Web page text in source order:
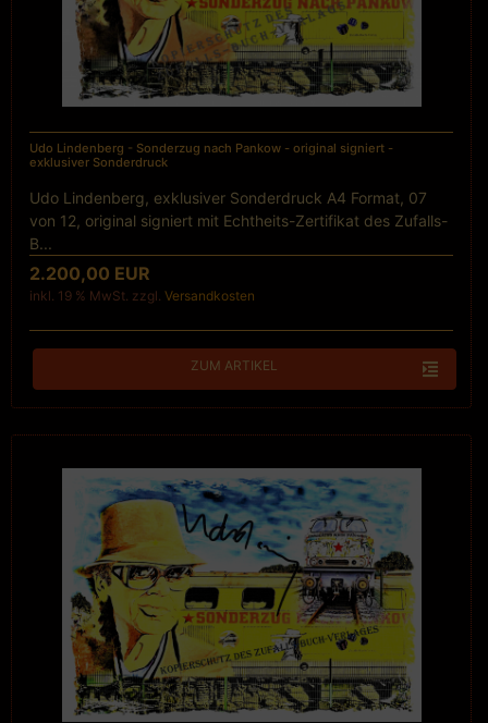
Udo Lindenberg - Sonderzug nach Pankow - original signiert -
exklusiver Sonderdruck
Udo Lindenberg, exklusiver Sonderdruck A4 Format, 07
von 12, original signiert mit Echtheits-Zertifikat des Zufalls-
B...
2.200,00 EUR
inkl. 19 % MwSt. zzgl. Versandkosten
ZUM ARTIKEL